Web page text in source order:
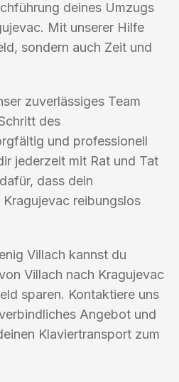
deines Umzugs
Mit unserer Hilfe
sondern auch Zeit und
zuverlässiges Team
des
und professionell
jederzeit mit Rat und Tat
dass dein
reibungslos
Villach kannst du
Villach nach Kragujevac
sparen. Kontaktiere uns
Angebot und
Klaviertransport zum